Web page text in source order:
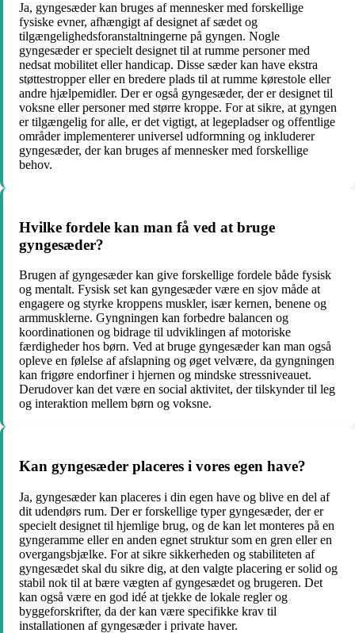
Ja, gyngesæder kan bruges af mennesker med forskellige
fysiske evner, afhængigt af designet af sædet og
tilgængelighedsforanstaltningerne på gyngen. Nogle
gyngesæder er specielt designet til at rumme personer med
nedsat mobilitet eller handicap. Disse sæder kan have ekstra
støttestropper eller en bredere plads til at rumme kørestole eller
andre hjælpemidler. Der er også gyngesæder, der er designet til
voksne eller personer med større kroppe. For at sikre, at gyngen
er tilgængelig for alle, er det vigtigt, at legepladser og offentlige
områder implementerer universel udformning og inkluderer
gyngesæder, der kan bruges af mennesker med forskellige
behov.
Hvilke fordele kan man få ved at bruge
gyngesæder?
Brugen af gyngesæder kan give forskellige fordele både fysisk
og mentalt. Fysisk set kan gyngesæder være en sjov måde at
engagere og styrke kroppens muskler, især kernen, benene og
armmusklerne. Gyngningen kan forbedre balancen og
koordinationen og bidrage til udviklingen af motoriske
færdigheder hos børn. Ved at bruge gyngesæder kan man også
opleve en følelse af afslapning og øget velvære, da gyngningen
kan frigøre endorfiner i hjernen og mindske stressniveauet.
Derudover kan det være en social aktivitet, der tilskynder til leg
og interaktion mellem børn og voksne.
Kan gyngesæder placeres i vores egen have?
Ja, gyngesæder kan placeres i din egen have og blive en del af
dit udendørs rum. Der er forskellige typer gyngesæder, der er
specielt designet til hjemlige brug, og de kan let monteres på en
gyngeramme eller en anden egnet struktur som en gren eller en
overgangsbjælke. For at sikre sikkerheden og stabiliteten af
gyngesædet skal du sikre dig, at den valgte placering er solid og
stabil nok til at bære vægten af gyngesædet og brugeren. Det
kan også være en god idé at tjekke de lokale regler og
byggeforskrifter, da der kan være specifikke krav til
installationen af gyngesæder i private haver.